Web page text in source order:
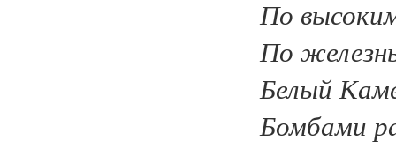
По
По
Белый
Бомбами